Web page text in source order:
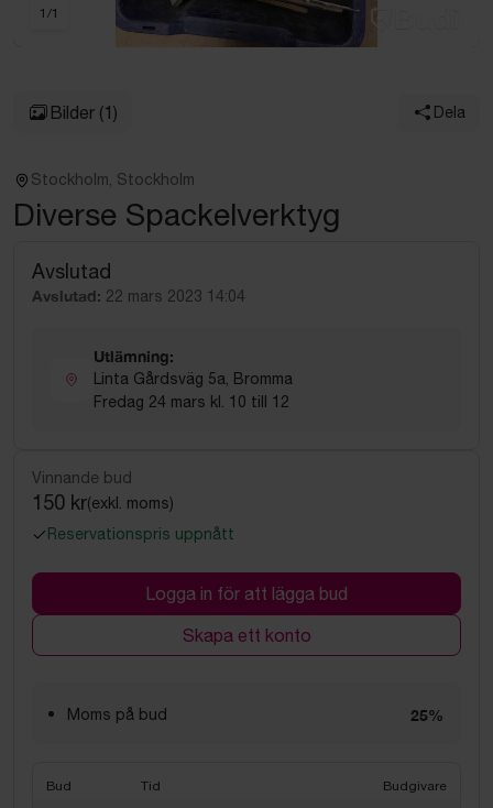
1 /1
Bilder (1) Dela
Stockholm, Stockholm
Diverse Spackelverktyg
Avslutad
Avslutad: 22 mars 2023 14:04
Utlämning:
Linta Gårdsväg 5a, Bromma
Fredag 24 mars kl. 10 till 12
Vinnande bud
150 kr(exkl. moms)
Reservationspris uppnått
Logga in för att lägga bud
Skapa ett konto
Moms på bud 25%
Bud Tid Budgivare